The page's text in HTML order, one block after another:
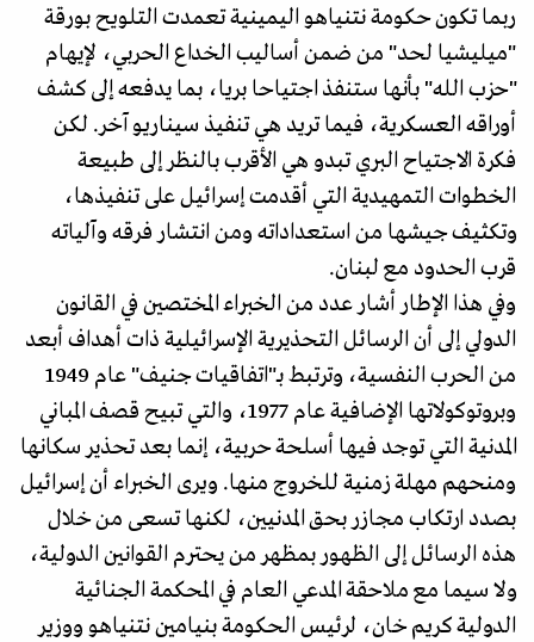
ربما تكون حكومة نتنياهو اليمينية تعمدت التلويح بورقة
"ميليشيا لحد" من ضمن أساليب الخداع الحربي، لإيهام
"حزب الله" بأنها ستنفذ اجتياحا بريا، بما يدفعه إلى كشف
أوراقه العسكرية، فيما تريد هي تنفيذ سيناريو آخر. لكن
فكرة الاجتياح البري تبدو هي الأقرب بالنظر إلى طبيعة
الخطوات التمهيدية التي أقدمت إسرائيل على تنفيذها،
وتكثيف جيشها من استعداداته ومن انتشار فرقه وآلياته
قرب الحدود مع لبنان.
وفي هذا الإطار أشار عدد من الخبراء المختصين في القانون
الدولي إلى أن الرسائل التحذيرية الإسرائيلية ذات أهداف أبعد
من الحرب النفسية، وترتبط بـ"اتفاقيات جنيف" عام 1949
وبروتوكولاتها الإضافية عام 1977، والتي تبيح قصف المباني
المدنية التي توجد فيها أسلحة حربية، إنما بعد تحذير سكانها
ومنحهم مهلة زمنية للخروج منها. ويرى الخبراء أن إسرائيل
بصدد ارتكاب مجازر بحق المدنيين، لكنها تسعى من خلال
هذه الرسائل إلى الظهور بمظهر من يحترم القوانين الدولية،
ولا سيما مع ملاحقة المدعي العام في المحكمة الجنائية
الدولية كريم خان، لرئيس الحكومة بنيامين نتنياهو ووزير